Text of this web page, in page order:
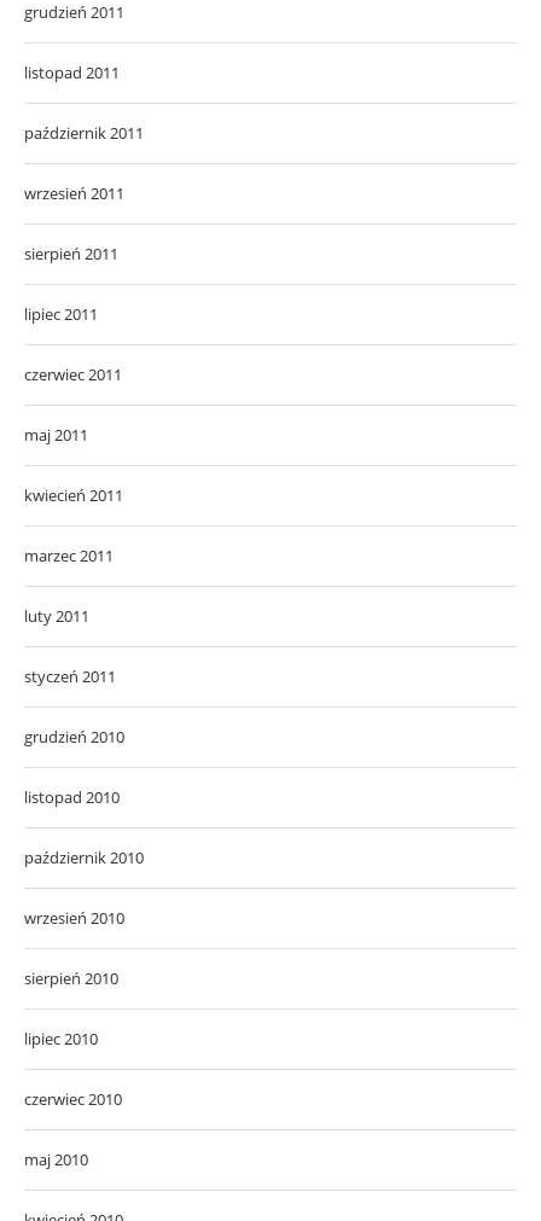
grudzień 2011
listopad 2011
październik 2011
wrzesień 2011
sierpień 2011
lipiec 2011
czerwiec 2011
maj 2011
kwiecień 2011
marzec 2011
luty 2011
styczeń 2011
grudzień 2010
listopad 2010
październik 2010
wrzesień 2010
sierpień 2010
lipiec 2010
czerwiec 2010
maj 2010